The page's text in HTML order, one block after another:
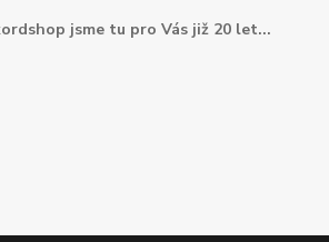
jsme tu pro Vás již 20 let...